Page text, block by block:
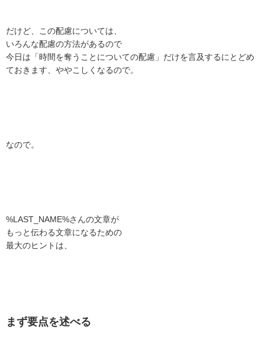
だけど、この配慮については、
いろんな配慮の方法があるので
今日は「時間を奪うことについての配慮」だけを言及するにとどめ
ておきます、ややこしくなるので。
なので。
%LAST_NAME%さんの文章が
もっと伝わる文章になるための
最大のヒントは、
まず要点を述べる